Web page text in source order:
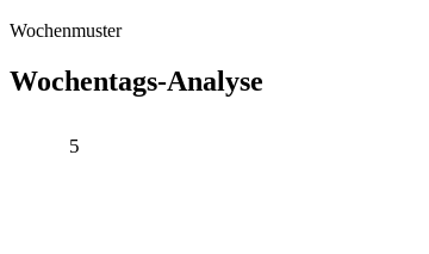
Wochenmuster
Wochentags-Analyse
5